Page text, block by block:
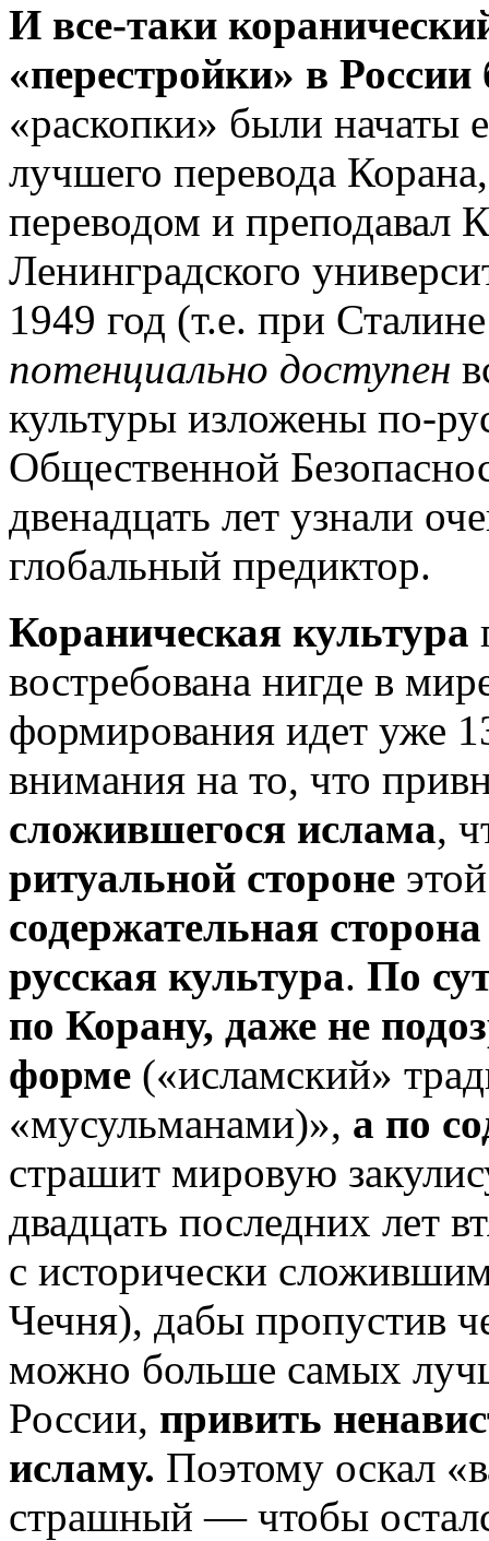
И все-таки
«перестройки» в
«раскопки» были начаты
лучшего перевода
переводом и преподавал
Ленинградского
1949 год (т.е. при
потенциально доступен
культуры изложены по-
Общественной
двенадцать лет узнали
глобальный предиктор.
Кораническая культура
востребована нигде в
формирования идет уже
внимания на то, что
сложившегося ислама,
ритуальной стороне
содержательная сторона
русская культура. По
по Корану, даже не
форме («исламский»
«мусульманами)», а по
страшит мировую
двадцать последних лет
с исторически
Чечня), дабы пропустив
можно больше самых
России, привить
исламу. Поэтому оскал
страшный —чтобы